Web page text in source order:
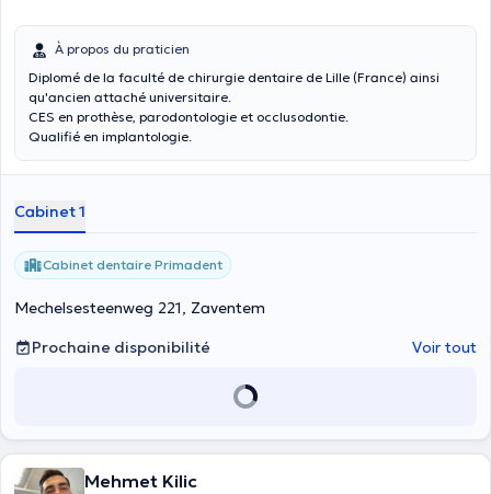
À propos du praticien
Diplomé de la faculté de chirurgie dentaire de Lille (France) ainsi
qu'ancien attaché universitaire.
CES en prothèse, parodontologie et occlusodontie.
Qualifié en implantologie.
Cabinet 1
Cabinet dentaire Primadent
Mechelsesteenweg 221, Zaventem
Prochaine disponibilité
Voir tout
Mehmet Kilic